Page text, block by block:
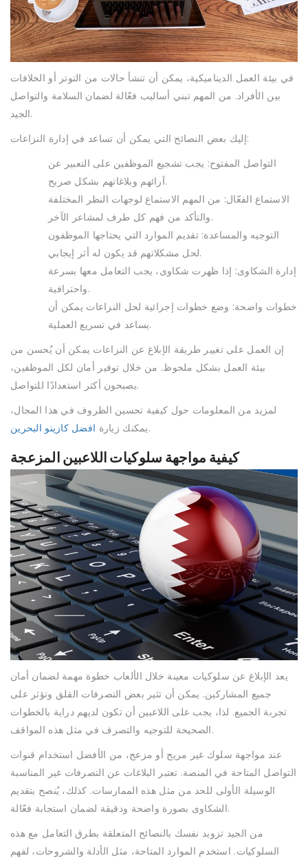
في بيئة العمل الديناميكية، يمكن أن تنشأ حالات من التوتر أو الخلافات
بين الأفراد. من المهم تبني أساليب فعّالة لضمان السلامة والتواصل
الجيد.
إليك بعض النصائح التي يمكن أن تساعد في إدارة النزاعات:
التواصل المفتوح: يجب تشجيع الموظفين على التعبير عن
آرائهم وبلاغاتهم بشكل صريح.
الاستماع الفعّال: من المهم الاستماع لوجهات النظر المختلفة
والتأكد من فهم كل طرف لمشاعر الآخر.
التوجيه والمساعدة: تقديم الموارد التي يحتاجها الموظفون
لحل مشكلاتهم قد يكون له أثر إيجابي.
إدارة الشكاوى: إذا ظهرت شكاوى، يجب التعامل معها بسرعة
واحترافية.
خطوات واضحة: وضع خطوات إجرائية لحل النزاعات يمكن أن
يساعد في تسريع العملية.
إن العمل على تغيير طريقة الإبلاغ عن النزاعات يمكن أن يُحسن من
بيئة العمل بشكل ملحوظ. من خلال توفير أمان لكل الموظفين،
يصبحون أكثر استعدادًا للتواصل.
لمزيد من المعلومات حول كيفية تحسين الظروف في هذا المجال،
يمكنك زيارة افضل كازينو البحرين .
كيفية مواجهة سلوكيات اللاعبين المزعجة
يعد الإبلاغ عن سلوكيات معينة خلال الألعاب خطوة مهمة لضمان أمان
جميع المشاركين. يمكن أن تثير بعض التصرفات القلق وتؤثر على
تجربة الجميع. لذا، يجب على اللاعبين أن تكون لديهم دراية بالخطوات
الصحيحة للتوجيه والتصرف في مثل هذه المواقف.
عند مواجهة سلوك غير مريح أو مزعج، من الأفضل استخدام قنوات
التواصل المتاحة في المنصة. تعتبر البلاغات عن التصرفات غير المناسبة
الوسيلة الأولى للحد من مثل هذه الممارسات. كذلك، يُنصح بتقديم
الشكاوى بصورة واضحة ودقيقة لضمان استجابة فعّالة.
من الجيد تزويد نفسك بالنصائح المتعلقة بطرق التعامل مع هذه
السلوكيات. استخدم الموارد المتاحة، مثل الأدلة والشروحات، لفهم